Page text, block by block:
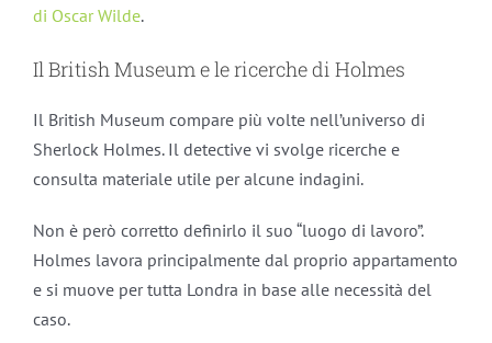
di Oscar Wilde.
Il British Museum e le ricerche di Holmes
Il British Museum compare più volte nell’universo di
Sherlock Holmes. Il detective vi svolge ricerche e
consulta materiale utile per alcune indagini.
Non è però corretto definirlo il suo “luogo di lavoro”.
Holmes lavora principalmente dal proprio appartamento
e si muove per tutta Londra in base alle necessità del
caso.